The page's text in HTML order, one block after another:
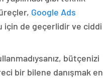
Google Ads
için de geçerlidir ve ciddi
bütçenizi
bir bilene danışmak en